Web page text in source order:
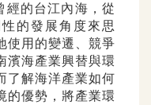
的台江內海，從
的發展角度來思
使用的變遷、競爭
濱海產業興替與環
了解海洋產業如何
的優勢，將產業環